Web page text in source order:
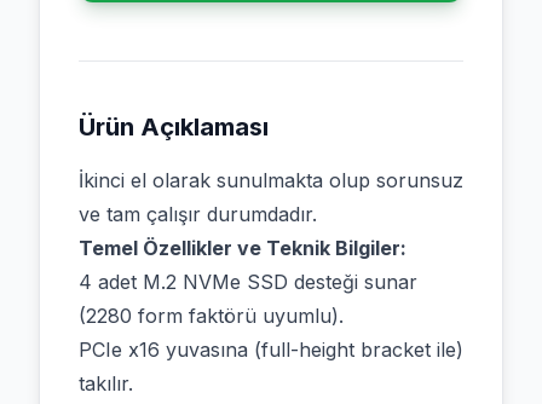
Ürün Açıklaması
İkinci el olarak sunulmakta olup sorunsuz
ve tam çalışır durumdadır.
Temel Özellikler ve Teknik Bilgiler:
4 adet M.2 NVMe SSD desteği sunar
(2280 form faktörü uyumlu).
PCIe x16 yuvasına (full-height bracket ile)
takılır.